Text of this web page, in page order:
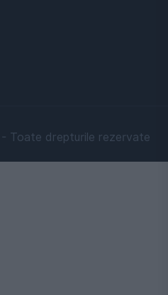
Toate drepturile rezervate